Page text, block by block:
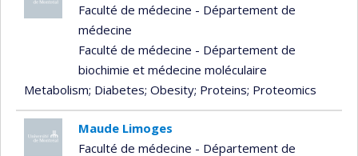
Faculté de médecine - Département de
médecine
Faculté de médecine - Département de
biochimie et médecine moléculaire
Metabolism; Diabetes; Obesity; Proteins; Proteomics
Maude Limoges
Faculté de médecine - Département de